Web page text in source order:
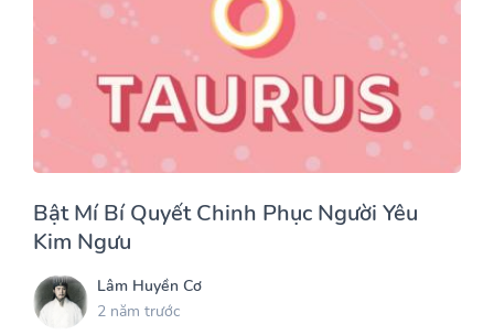
Bật Mí Bí Quyết Chinh Phục Người Yêu
Kim Ngưu
Lâm Huyền Cơ
2 năm trước